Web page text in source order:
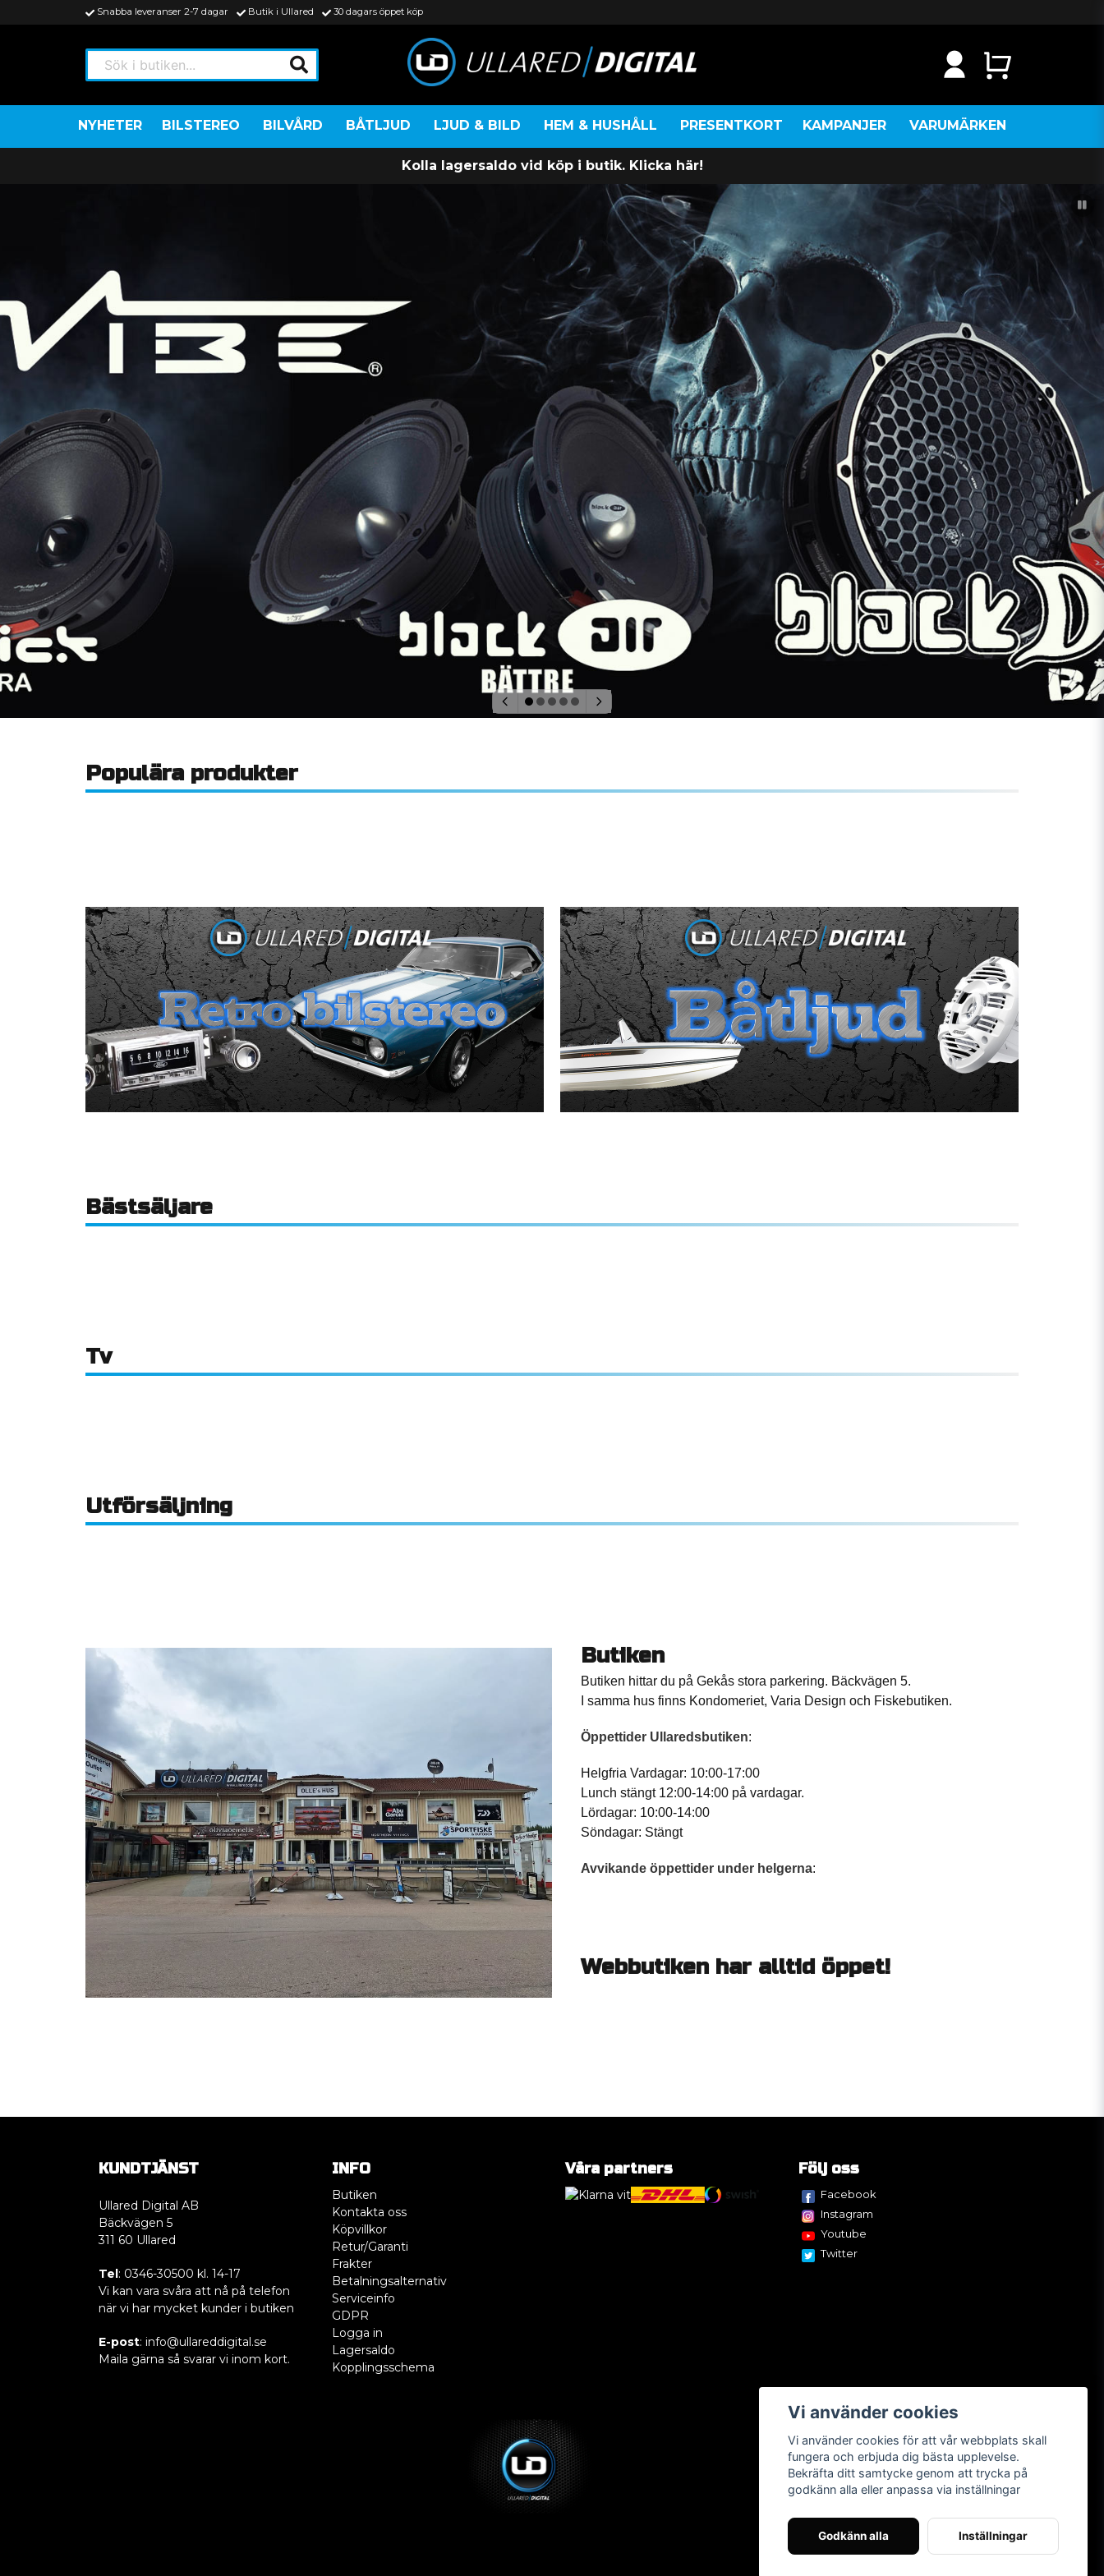
Snabba leveranser 2-7 dagar Butik i Ullared 30 dagars öppet köp
Sök i butiken...
NYHETER BILSTEREO BILVÅRD BÅTLJUD LJUD & BILD HEM & HUSHÅLL PRESENTKORT KAMPANJER VARUMÄRKEN
Kolla lagersaldo vid köp i butik. Klicka här!
Populära produkter
Bästsäljare
Tv
Utförsäljning
Butiken
Butiken hittar du på Gekås stora parkering. Bäckvägen 5.
I samma hus finns Kondomeriet, Varia Design och Fiskebutiken.
Öppettider Ullaredsbutiken:
Helgfria Vardagar: 10:00-17:00
Lunch stängt 12:00-14:00 på vardagar.
Lördagar: 10:00-14:00
Söndagar: Stängt
Avvikande öppettider under helgerna:
Webbutiken har alltid öppet!
KUNDTJÄNST
Ullared Digital AB
Bäckvägen 5
311 60 Ullared
Tel: 0346-30500 kl. 14-17
Vi kan vara svåra att nå på telefon
när vi har mycket kunder i butiken
E-post: info@ullareddigital.se
Maila gärna så svarar vi inom kort.
INFO
Butiken
Kontakta oss
Köpvillkor
Retur/Garanti
Frakter
Betalningsalternativ
Serviceinfo
GDPR
Logga in
Lagersaldo
Kopplingsschema
Våra partners Följ oss
Facebook
Instagram
Youtube
Twitter
Vi använder cookies
Vi använder cookies för att vår webbplats skall
fungera och erbjuda dig bästa upplevelse.
Bekräfta ditt samtycke genom att trycka på
godkänn alla eller anpassa via inställningar
Godkänn alla Inställningar